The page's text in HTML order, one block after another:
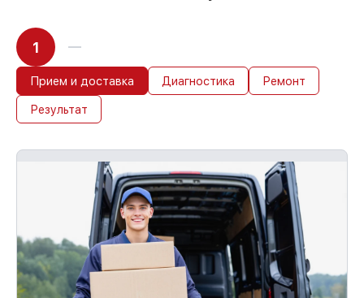
1
Прием и доставка Диагностика Ремонт
Результат